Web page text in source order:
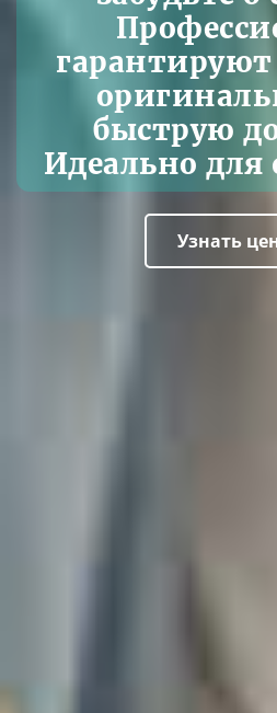
гарантируют
быструю
Идеально для
Узнать